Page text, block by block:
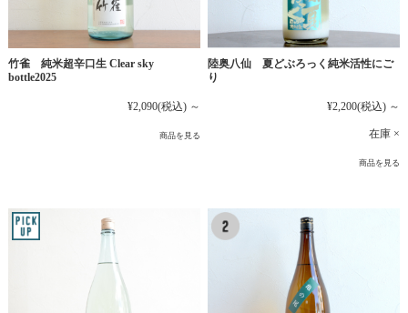
竹雀 純米超辛口生 Clear sky
bottle2025
¥2,090(税込) ～
商品を見る
陸奥八仙 夏どぶろっく純米活性にご
り
¥2,200(税込) ～
在庫 ×
商品を見る